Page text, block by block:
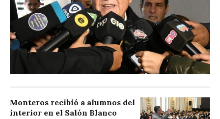
Monteros recibió a alumnos del
interior en el Salón Blanco